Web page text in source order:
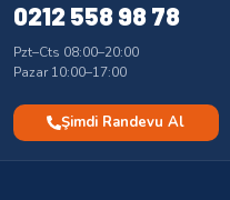
0212 558 98 78
Pzt–Cts 08:00–20:00
Pazar 10:00–17:00
Şimdi Randevu Al